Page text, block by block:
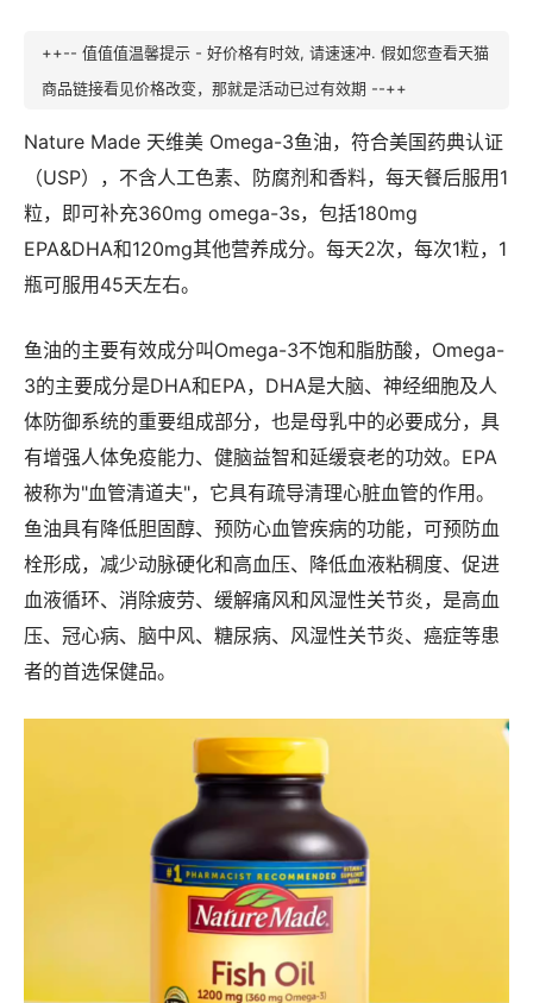
++-- 值值值温馨提示 - 好价格有时效, 请速速冲. 假如您查看天猫
商品链接看见价格改变，那就是活动已过有效期 --++
Nature Made 天维美 Omega-3鱼油，符合美国药典认证
（USP），不含人工色素、防腐剂和香料，每天餐后服用1
粒，即可补充360mg omega-3s，包括180mg
EPA&DHA和120mg其他营养成分。每天2次，每次1粒，1
瓶可服用45天左右。
鱼油的主要有效成分叫Omega-3不饱和脂肪酸，Omega-
3的主要成分是DHA和EPA，DHA是大脑、神经细胞及人
体防御系统的重要组成部分，也是母乳中的必要成分，具
有增强人体免疫能力、健脑益智和延缓衰老的功效。EPA
被称为"血管清道夫"，它具有疏导清理心脏血管的作用。
鱼油具有降低胆固醇、预防心血管疾病的功能，可预防血
栓形成，减少动脉硬化和高血压、降低血液粘稠度、促进
血液循环、消除疲劳、缓解痛风和风湿性关节炎，是高血
压、冠心病、脑中风、糖尿病、风湿性关节炎、癌症等患
者的首选保健品。